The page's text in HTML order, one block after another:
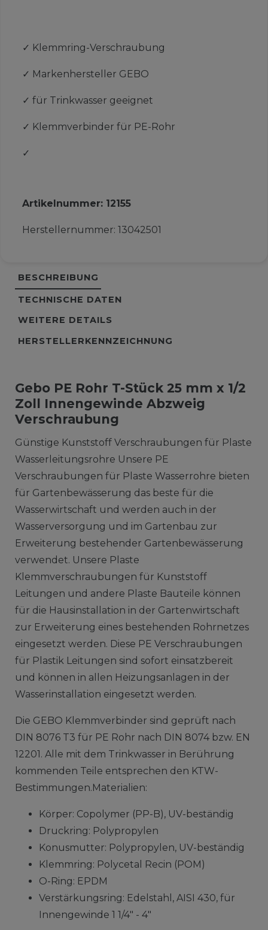
✓ Klemmring-Verschraubung
✓ Markenhersteller GEBO
✓ für Trinkwasser geeignet
✓ Klemmverbinder für PE-Rohr
✓
Artikelnummer: 12155
Herstellernummer: 13042501
BESCHREIBUNG
TECHNISCHE DATEN
WEITERE DETAILS
HERSTELLERKENNZEICHNUNG
Gebo PE Rohr T-Stück 25 mm x 1/2
Zoll Innengewinde Abzweig
Verschraubung
Günstige Kunststoff Verschraubungen für Plaste
Wasserleitungsrohre Unsere PE
Verschraubungen für Plaste Wasserrohre bieten
für Gartenbewässerung das beste für die
Wasserwirtschaft und werden auch in der
Wasserversorgung und im Gartenbau zur
Erweiterung bestehender Gartenbewässerung
verwendet. Unsere Plaste
Klemmverschraubungen für Kunststoff
Leitungen und andere Plaste Bauteile können
für die Hausinstallation in der Gartenwirtschaft
zur Erweiterung eines bestehenden Rohrnetzes
eingesetzt werden. Diese PE Verschraubungen
für Plastik Leitungen sind sofort einsatzbereit
und können in allen Heizungsanlagen in der
Wasserinstallation eingesetzt werden.
Die GEBO Klemmverbinder sind geprüft nach
DIN 8076 T3 für PE Rohr nach DIN 8074 bzw. EN
12201. Alle mit dem Trinkwasser in Berührung
kommenden Teile entsprechen den KTW-
Bestimmungen.Materialien:
Körper: Copolymer (PP-B), UV-beständig
Druckring: Polypropylen
Konusmutter: Polypropylen, UV-beständig
Klemmring: Polycetal Recin (POM)
O-Ring: EPDM
Verstärkungsring: Edelstahl, AISI 430, für
Innengewinde 1 1/4" - 4"